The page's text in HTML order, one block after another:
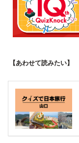
【あわせて読みたい】